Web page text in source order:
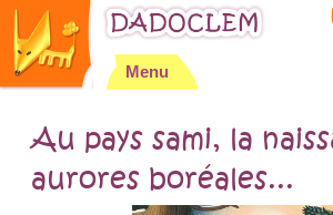
Jump to navigation
Menu
Au pays sami, la
aurores boréales...